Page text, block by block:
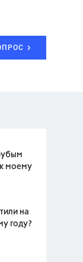
моему
на
году?